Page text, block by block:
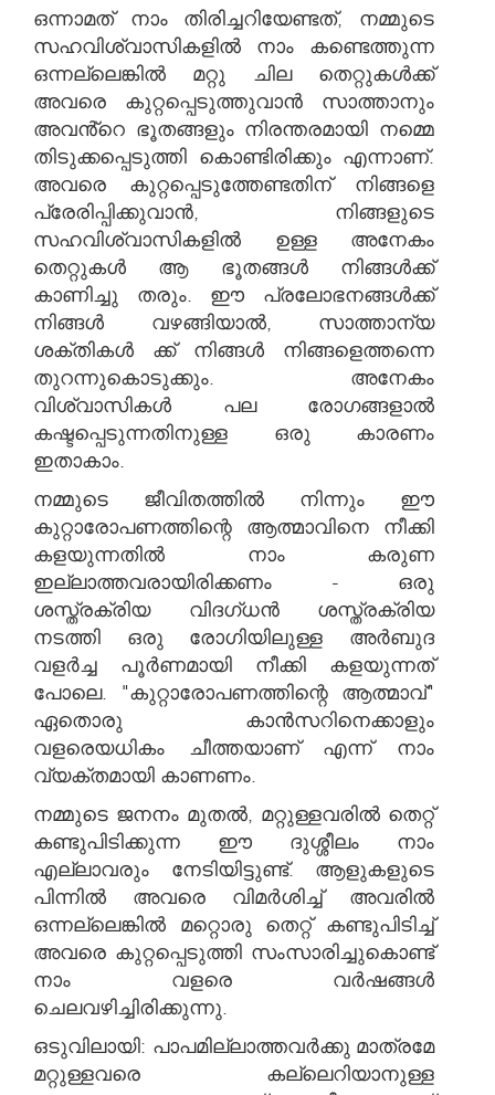
ഒന്നാമത് നാം തിരിച്ചറിയേണ്ടത്, നമ്മുടെ
സഹവിശ്വാസികളിൽ നാം കണ്ടെത്തുന്ന
ഒന്നല്ലെങ്കിൽ മറ്റു ചില തെറ്റുകൾക്ക്
അവരെ കുറ്റപ്പെടുത്തുവാൻ സാത്താനും
അവൻ്റെ ഭൂതങ്ങളും നിരന്തരമായി നമ്മെ
തിടുക്കപ്പെടുത്തി കൊണ്ടിരിക്കും എന്നാണ്.
അവരെ കുറ്റപ്പെടുത്തേണ്ടതിന് നിങ്ങളെ
പ്രേരിപ്പിക്കുവാൻ, നിങ്ങളുടെ
സഹവിശ്വാസികളിൽ ഉള്ള അനേകം
തെറ്റുകൾ ആ ഭൂതങ്ങൾ നിങ്ങൾക്ക്
കാണിച്ചു തരും. ഈ പ്രലോഭനങ്ങൾക്ക്
നിങ്ങൾ വഴങ്ങിയാൽ, സാത്താന്യ
ശക്തികൾ ക്ക് നിങ്ങൾ നിങ്ങളെത്തന്നെ
തുറന്നുകൊടുക്കും. അനേകം
വിശ്വാസികൾ പല രോഗങ്ങളാൽ
കഷ്ടപ്പെടുന്നതിനുള്ള ഒരു കാരണം
ഇതാകാം.
നമ്മുടെ ജീവിതത്തിൽ നിന്നും ഈ
കുറ്റാരോപണത്തിന്റെ ആത്മാവിനെ നീക്കി
കളയുന്നതിൽ നാം കരുണ
ഇല്ലാത്തവരായിരിക്കണം - ഒരു
ശസ്ത്രക്രിയ വിദഗ്ധൻ ശസ്ത്രക്രിയ
നടത്തി ഒരു രോഗിയിലുള്ള അർബുദ
വളർച്ച പൂർണമായി നീക്കി കളയുന്നത്
പോലെ. "കുറ്റാരോപണത്തിന്റെ ആത്മാവ്"
ഏതൊരു കാൻസറിനെക്കാളും
വളരെയധികം ചീത്തയാണ് എന്ന് നാം
വ്യക്തമായി കാണണം.
നമ്മുടെ ജനനം മുതൽ, മറ്റുള്ളവരിൽ തെറ്റ്
കണ്ടുപിടിക്കുന്ന ഈ ദുശ്ശീലം നാം
എല്ലാവരും നേടിയിട്ടുണ്ട്. ആളുകളുടെ
പിന്നിൽ അവരെ വിമർശിച്ച് അവരിൽ
ഒന്നല്ലെങ്കിൽ മറ്റൊരു തെറ്റ് കണ്ടുപിടിച്ച്
അവരെ കുറ്റപ്പെടുത്തി സംസാരിച്ചുകൊണ്ട്
നാം വളരെ വർഷങ്ങൾ
ചെലവഴിച്ചിരിക്കുന്നു.
ഒടുവിലായി: പാപമില്ലാത്തവർക്കു മാത്രമേ
മറ്റുള്ളവരെ കല്ലെറിയാനുള്ള